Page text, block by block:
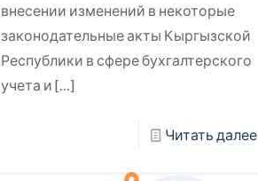
внесении изменений в некоторые
законодательные акты Кыргызской
Республики в сфере бухгалтерского
учета и […]
Читать далее